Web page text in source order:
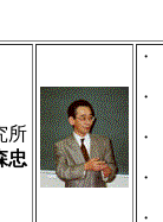
所
忠
・
・
・
・
・